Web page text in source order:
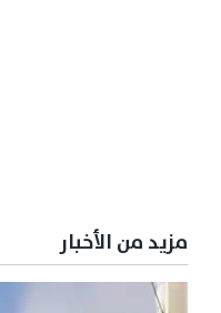
مزيد من الأخبار